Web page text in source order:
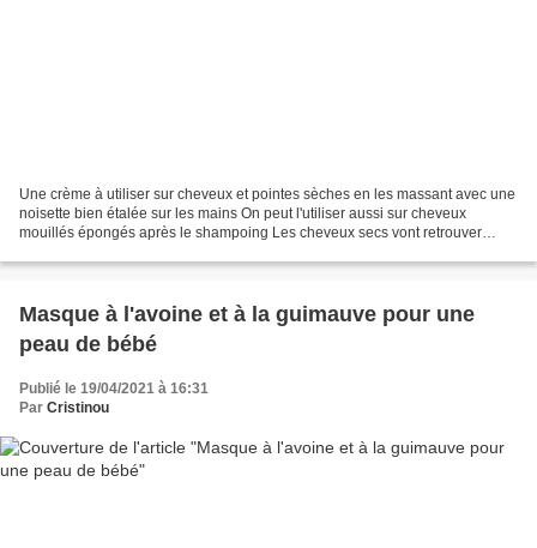
Une crème à utiliser sur cheveux et pointes sèches en les massant avec une
noisette bien étalée sur les mains On peut l'utiliser aussi sur cheveux
mouillés épongés après le shampoing Les cheveux secs vont retrouver
Masque à l'avoine et à la guimauve pour une
peau de bébé
Publié le 19/04/2021 à 16:31
Par Cristinou